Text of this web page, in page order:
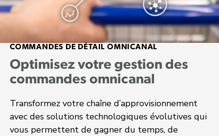
COMMANDES DE DÉTAIL OMNICANAL
Optimisez votre gestion des
commandes omnicanal
Transformez votre chaîne d’approvisionnement
avec des solutions technologiques évolutives qui
vous permettent de gagner du temps, de